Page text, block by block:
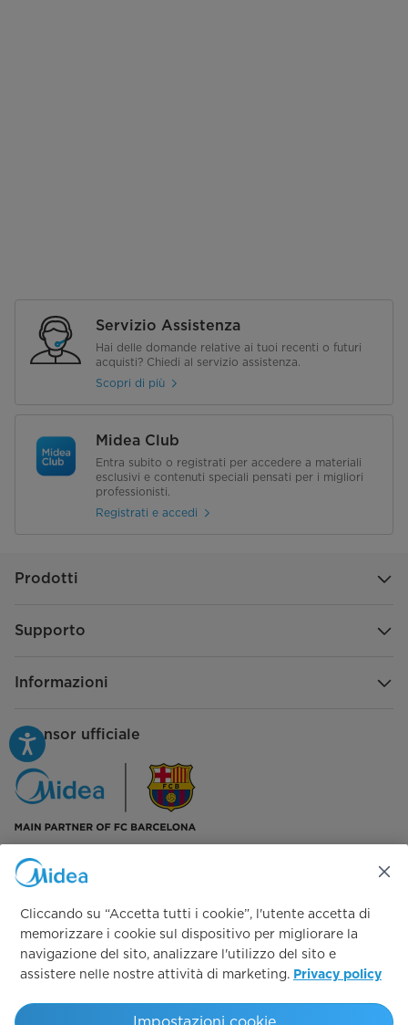
Servizio Assistenza
Hai delle domande relative ai tuoi recenti o futuri
acquisti? Chiedi al servizio assistenza.
Scopri di più
Midea Club
Entra subito o registrati per accedere a materiali
esclusivi e contenuti speciali pensati per i migliori
professionisti.
Registrati e accedi
Prodotti
Supporto
Informazioni
Sponsor ufficiale
Seguici su:
Cliccando su “Accetta tutti i cookie”, l'utente accetta di
memorizzare i cookie sul dispositivo per migliorare la
navigazione del sito, analizzare l'utilizzo del sito e
assistere nelle nostre attività di marketing. Privacy policy